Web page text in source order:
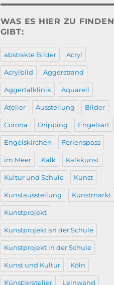
WAS ES HIER ZU FINDEN
GIBT:
abstrakte Bilder Acryl
Acrylbild Aggerstrand
Aggertalklinik Aquarell
Atelier Ausstellung Bilder
Corona Dripping Engelsart
Engelskirchen Ferienspass
im Meer Kalk Kalkkunst
Kultur und Schule Kunst
Kunstausstellung Kunstmarkt
Kunstprojekt
Kunstprojekt an der Schule
Kunstprojekt in der Schule
Kunst und Kultur Köln
Künstleratelier Leinwand